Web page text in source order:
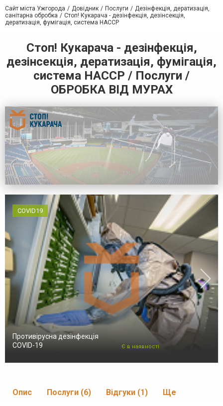
Сайт міста Ужгорода Довідник Послуги
Дезінфекція, дератизація,
санітарна обробка
Стоп! Кукарача - дезінфекція, дезінсекція,
дератизація, фумігація, система HACCP
Стоп! Кукарача - дезінфекція,
дезінсекція, дератизація, фумігація,
система HACCP / Послуги /
ОБРОБКА ВІД МУРАХ
COVID19
Противірусна дезінфекція
COVID-19
Є в наявності
Опис Послуги (6) Відгуки (1) Ще